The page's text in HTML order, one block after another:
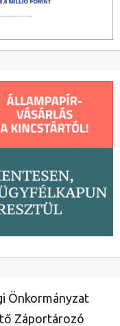
Önkormányzat
Záportározó